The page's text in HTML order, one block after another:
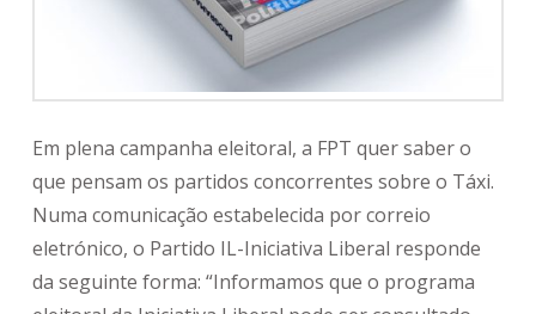
Em plena campanha eleitoral, a FPT quer saber o
que pensam os partidos concorrentes sobre o Táxi.
Numa comunicação estabelecida por correio
eletrónico, o Partido IL-Iniciativa Liberal responde
da seguinte forma: “Informamos que o programa